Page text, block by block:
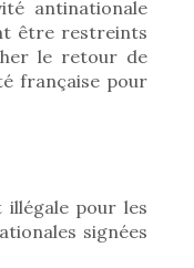
antinationale
être restreints
le retour de
française pour
illégale pour les
signées